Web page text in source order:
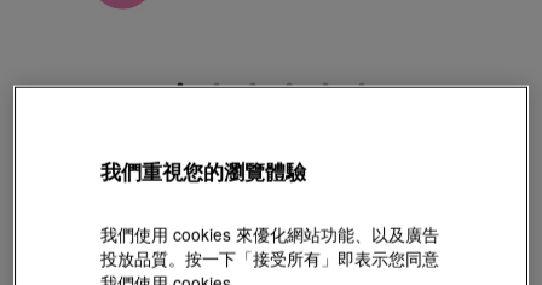
「浪漫奇緣」足金蝴蝶串飾
HK$2,680 HK$1,876
(巳含美國關稅及稅項 )
我們重視您的瀏覽體驗
我們使用 cookies 來優化網站功能、以及廣告
投放品質。按一下「接受所有」即表示您同意